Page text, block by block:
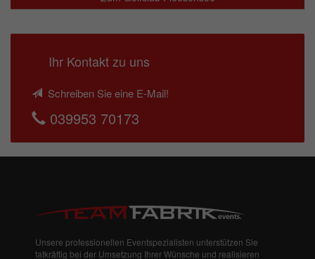
Ihr Kontakt zu uns
Schreiben Sie eine E-Mail!
039953 70173
Unsere professionellen Eventspezialisten unterstützen Sie
tatkräftig bei der Umsetzung Ihrer Wünsche und realisieren